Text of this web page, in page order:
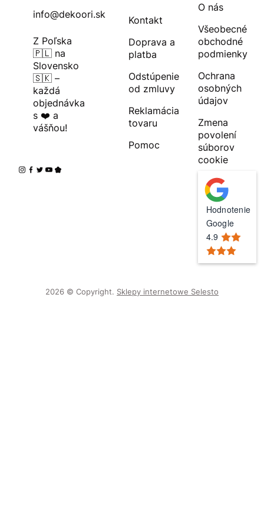
info@dekoori.sk
Z Poľska
🇵🇱 na
Slovensko
🇸🇰 –
každá
objednávka
s ❤️ a
vášňou!
Kontakt
Doprava a
platba
Odstúpenie
od zmluvy
Reklamácia
tovaru
Pomoc
O nás
Všeobecné
obchodné
podmienky
Ochrana
osobných
údajov
Zmena
povolení
súborov
cookie
Hodnotenie
Google
4.9
2026 © Copyright. Sklepy internetowe Selesto